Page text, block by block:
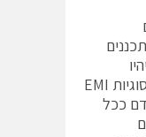
מסוגלים לבדוק בצורה יעילה סוגיות EMI
ככל